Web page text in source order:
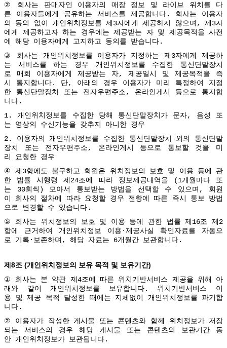
② 회사는 판매자인 이용자의 매장 정보 및 라이브 위치를
다
른
이용자들에게 공유하는 서비스를 제공합니다 . 회사는
이용자
의
동의 없이 개인위치정보를 제 3자에게 제공하지 않으며 ,제 3자
에게
제공하고자 하는 경우에는 제공받는 자 및 제공목적을 사전
에
해당 이용자에게 고지하고 동의를 받습니다 .
③ 회사는 개인위치정보를 이용자가 지정하는 제 3자에게
제공하
는
서비스를 하는 경우 개인위치정보를 수집한
통신단말장치
로
매회 이용자에게 제공받는 자, 제공일시 및 제공목적을
즉
시
통지합니다 . 단, 아래의 경우 이용자가 미리 특정하여
지정
한
통신단말장치 또는 전자우편주소 , 온라인게시 등으로
통지합
니다 .
1.개인위치정보를 수집한 당해 통신단말장치가 문자, 음성
또
는
영상의 수신기능을 갖추지 아니한 경우
2. 이용자의 개인위치정보를 수집한 통신단말장치 외의
통신단말
장치
또는 전자우편주소 , 온라인게시 등으로 통보할 것을
미
리
요청한 경우
④
제 3항에도 불구하고 회원은 위치정보의 보호 및 이용 등에
관
한
법률 시행령 제 24조에 따라 정보제공내역을 (1개월마다
또
는 30회씩 ) 모아서 통보받는 방법을 선택할 수 있으며 , 회원
이
회사의 절차에 따라 요청할 경우 전항에 따른 즉시 통보
방법
으로
변경할 수 있습니다 .
⑤ 회사는 위치정보의 보호 및 이용 등에 관한 법률 제 16조 제 2
항에 근거하여 개인위치정보 이용 · 제공사실 확인자료를
자동으
로
기록 · 보존하며 , 해당 자료는 6개월간 보관합니다 .
제 8조 (개인위치정보의 보유 목적 및 보유기간)
① 회사는 본 약관 제 4조에 따른 위치기반서비스 제공을 위해
아
래와
같이 개인위치정보를 보유합니다. 위치기반서비스
이
용
및 제공 목적 달성한 때에는 지체없이 개인위치정보를 파기합
니다 .
② 이용자가 작성한 게시물 또는 콘텐츠와 함께 위치정보가
저장
되는
서비스의 경우 해당 게시물 또는 콘텐츠의 보관기간
동
안 개인위치정보가 보관됩니다 .